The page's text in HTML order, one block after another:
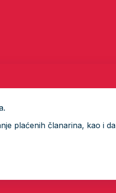
plaćenih članarina, kao i da